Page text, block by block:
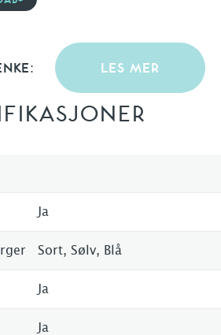
LES MER
Ja
Sort, Sølv, Blå
Ja
Ja